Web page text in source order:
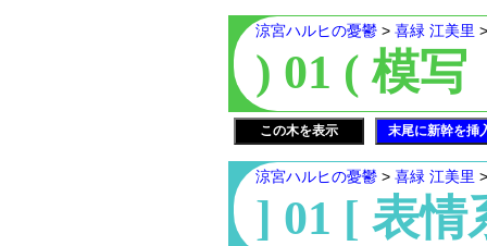
涼宮ハルヒの憂鬱 > 喜緑 江美里
) 01 ( 模写
この木を表示 末尾に新幹を挿
涼宮ハルヒの憂鬱 > 喜緑 江美里
] 01 [ 表情